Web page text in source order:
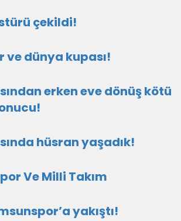
çekildi!
ve dünya kupası!
erken eve dönüş kötü
hüsran yaşadık!
Ve Milli Takım
yakıştı!